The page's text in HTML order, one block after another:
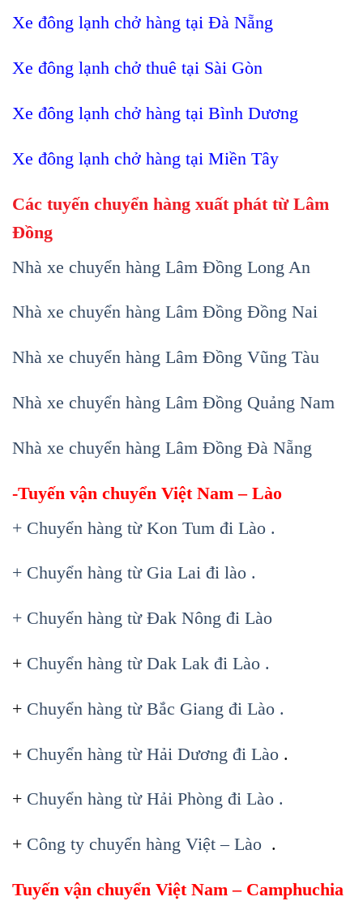
Xe đông lạnh chở hàng tại Đà Nẵng
Xe đông lạnh chở thuê tại Sài Gòn
Xe đông lạnh chở hàng tại Bình Dương
Xe đông lạnh chở hàng tại Miền Tây
Các tuyến chuyển hàng xuất phát từ Lâm
Đồng
Nhà xe chuyển hàng Lâm Đồng Long An
Nhà xe chuyển hàng Lâm Đồng Đồng Nai
Nhà xe chuyển hàng Lâm Đồng Vũng Tàu
Nhà xe chuyển hàng Lâm Đồng Quảng Nam
Nhà xe chuyển hàng Lâm Đồng Đà Nẵng
-Tuyến vận chuyển Việt Nam – Lào
+ Chuyển hàng từ Kon Tum đi Lào .
+ Chuyển hàng từ Gia Lai đi lào .
+ Chuyển hàng từ Đak Nông đi Lào
+ Chuyển hàng từ Dak Lak đi Lào .
+ Chuyển hàng từ Bắc Giang đi Lào .
+ Chuyển hàng từ Hải Dương đi Lào .
+ Chuyển hàng từ Hải Phòng đi Lào .
+ Công ty chuyển hàng Việt – Lào .
Tuyến vận chuyển Việt Nam – Camphuchia